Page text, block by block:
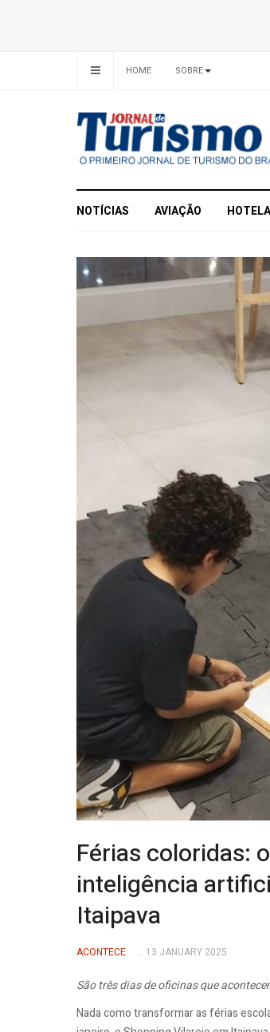
HOME SOBRE
NOTÍCIAS AVIAÇÃO
Férias coloridas:
inteligência
Itaipava
ACONTECE 13 JANUARY 2025
São três dias de oficinas que
Nada como transformar as férias